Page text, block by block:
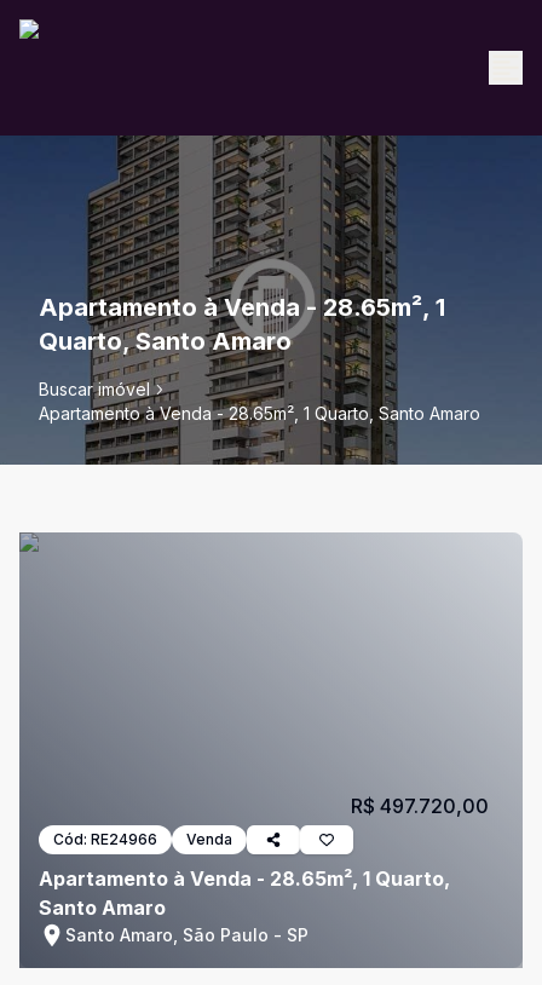
Apartamento à Venda - 28.65m², 1
Quarto, Santo Amaro
Buscar imóvel
Apartamento à Venda - 28.65m², 1 Quarto, Santo Amaro
Cód: RE24966 Venda
Apartamento à Venda - 28.65m², 1 Quarto,
Santo Amaro
Santo Amaro, São Paulo - SP
R$ 497.720,00